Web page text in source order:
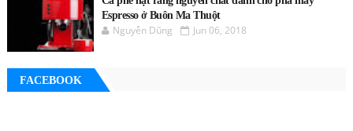
Espresso ở Buôn Ma Thuột
Nguyễn Dũng Jun 06, 2018
FACEBOOK